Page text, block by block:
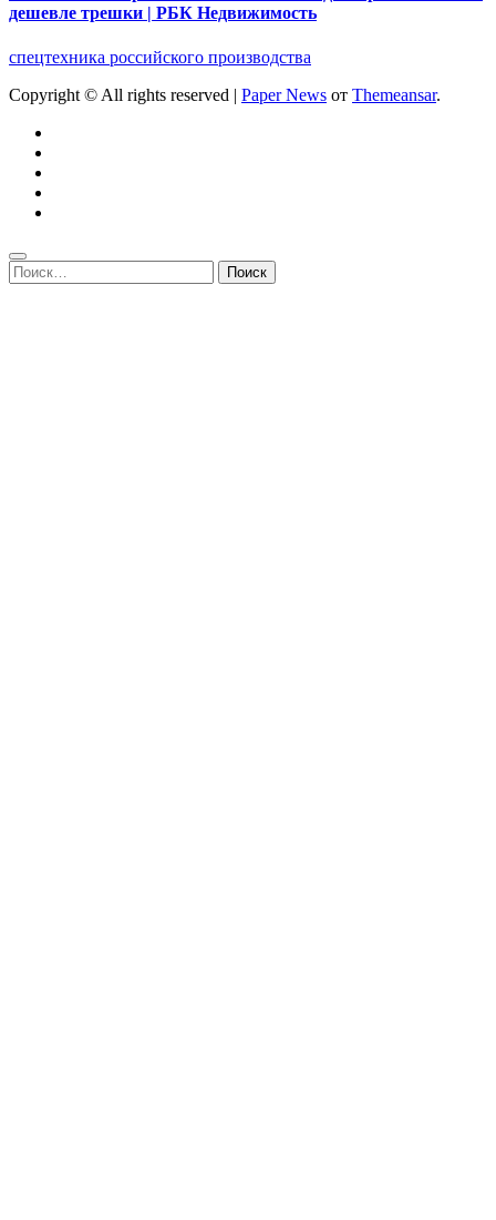
дешевле трешки | РБК Недвижимость
спецтехника российского производства
Copyright © All rights reserved | Paper News от Themeansar.
Найти: